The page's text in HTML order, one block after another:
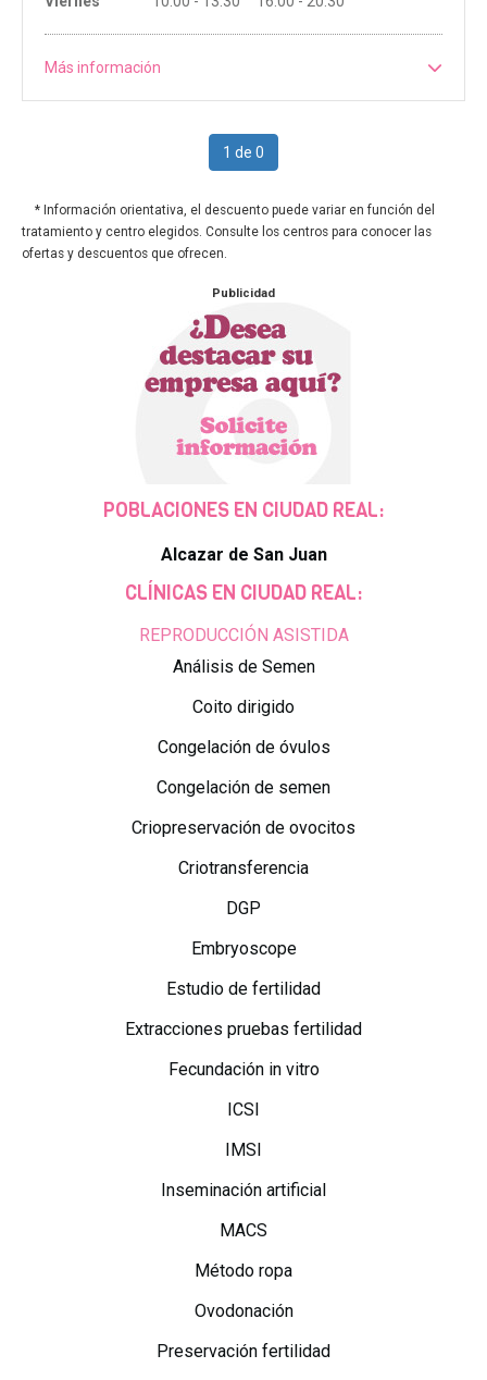
Más información
1 de 0
* Información orientativa, el descuento puede variar en función del
tratamiento y centro elegidos. Consulte los centros para conocer las
ofertas y descuentos que ofrecen.
Publicidad
POBLACIONES EN CIUDAD REAL:
Alcazar de San Juan
CLÍNICAS EN CIUDAD REAL:
REPRODUCCIÓN ASISTIDA
Análisis de Semen
Coito dirigido
Congelación de óvulos
Congelación de semen
Criopreservación de ovocitos
Criotransferencia
DGP
Embryoscope
Estudio de fertilidad
Extracciones pruebas fertilidad
Fecundación in vitro
ICSI
IMSI
Inseminación artificial
MACS
Método ropa
Ovodonación
Preservación fertilidad